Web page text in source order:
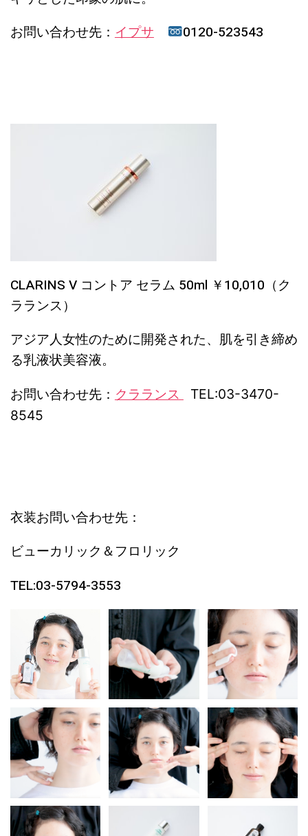
お問い合わせ先： イプサ 0120-523543
CLARINS V コントア セラム 50ml ￥10,010（ク
ラランス）
アジア人女性のために開発された、肌を引き締め
る乳液状美容液。
お問い合わせ先： クラランス TEL:03-3470-
8545
衣装お問い合わせ先：
ビューカリック＆フロリック
TEL:03-5794-3553